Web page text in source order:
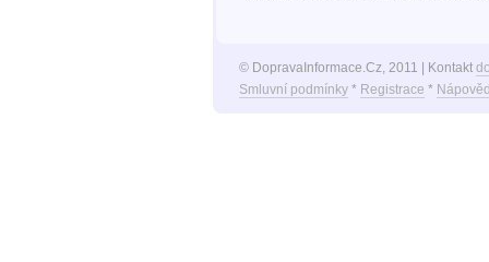
© DopravaInformace.Cz, 2011 | Kontakt
Smluvní podmínky* Registrace *